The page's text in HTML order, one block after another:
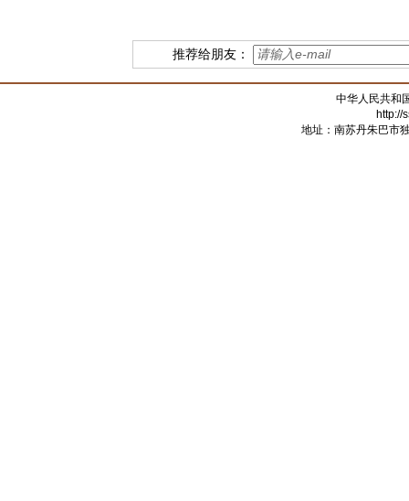
推荐给朋友：
中华人民共和
http://
地址：南苏丹朱巴市